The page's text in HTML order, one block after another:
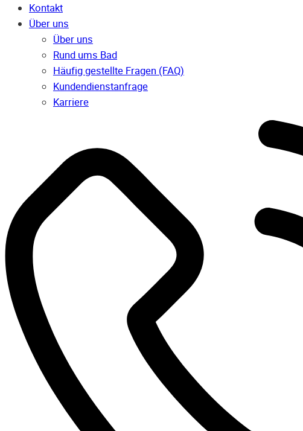
Kontakt
Über uns
Über uns
Rund ums Bad
Häufig gestellte Fragen (FAQ)
Kunden­dienst­anfrage
Karriere